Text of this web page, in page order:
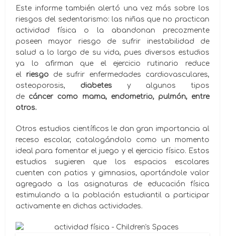
Este informe también alertó una vez más sobre los
riesgos del sedentarismo: las niñas que no practican
actividad física o la abandonan precozmente
poseen mayor riesgo de sufrir inestabilidad de
salud a lo largo de su vida, pues diversos estudios
ya lo afirman que el ejercicio rutinario reduce
el riesgode sufrir enfermedades cardiovasculares,
osteoporosis, diabetesy algunos tipos
de cáncer como mama, endometrio, pulmón, entre
otros.
Otros estudios científicos le dan gran importancia al
receso escolar, catalogándolo como un momento
ideal para fomentar el juego y el ejercicio físico. Estos
estudios sugieren que los espacios escolares
cuenten con patios y gimnasios, aportándole valor
agregado a las asignaturas de educación física
estimulando a la población estudiantil a participar
activamente en dichas actividades.